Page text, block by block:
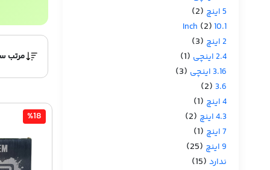
5 اینچ (2)
10.1 Inch
(2)
2 اینچ (3)
2.4 اینچی (1)
3.16 اینچی (3)
3.6
(2)
4 اینچ (1)
4.3 اینچ (2)
7 اینچ (1)
9 اینچ (25)
ندارد (15)
%18